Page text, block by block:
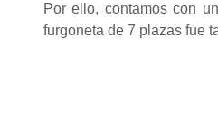
Por ello, contamos con
furgoneta de 7 plazas fue